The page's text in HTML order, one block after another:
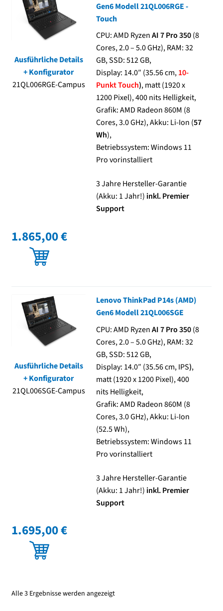
Ausführliche Details
+ Konfigurator
21QL006RGE-Campus
Gen6 Modell 21QL006RGE -
Touch
CPU: AMD RyzenAI 7 Pro 350(8
Cores, 2.0 – 5.0 GHz), RAM: 32
GB, SSD: 512 GB,
Display: 14.0″ (35.56 cm,10-
Punkt Touch), matt (1920 x
1200 Pixel), 400 nits Helligkeit,
Grafik: AMD Radeon 860M (8
Cores, 3.0 GHz), Akku: Li-Ion (57
Wh),
Betriebssystem: Windows 11
Pro vorinstalliert
3 Jahre Hersteller-Garantie
(Akku: 1 Jahr!) inkl. Premier
Support
1.865,00 €
Ausführliche Details
+ Konfigurator
21QL006SGE-Campus
Lenovo ThinkPad P14s (AMD)
Gen6 Modell 21QL006SGE
CPU: AMD RyzenAI 7 Pro 350(8
Cores, 2.0 – 5.0 GHz), RAM: 32
GB, SSD: 512 GB,
Display: 14.0″ (35.56 cm, IPS),
matt (1920 x 1200 Pixel), 400
nits Helligkeit,
Grafik: AMD Radeon 860M (8
Cores, 3.0 GHz), Akku: Li-Ion
(52.5 Wh),
Betriebssystem: Windows 11
Pro vorinstalliert
3 Jahre Hersteller-Garantie
(Akku: 1 Jahr!) inkl. Premier
Support
1.695,00 €
Alle 3 Ergebnisse werden angezeigt